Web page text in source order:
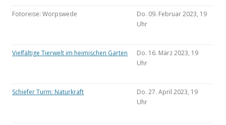
Fotoreise: Worpswede
Do. 09. Februar 2023, 19
Uhr
Vielfältige Tierwelt im heimischen Garten
Do. 16. März 2023, 19
Uhr
Schiefer Turm: Naturkraft
Do. 27. April 2023, 19
Uhr